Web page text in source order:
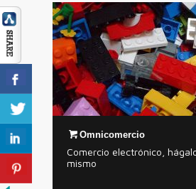
Omnicomercio
Comercio electrónico,
mismo